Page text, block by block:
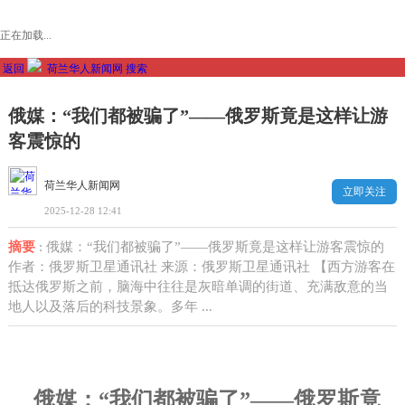
正在加载...
返回 荷兰华人新闻网 搜索
俄媒：“我们都被骗了”——俄罗斯竟是这样让游
客震惊的
荷兰华人新闻网
2025-12-28 12:41
立即关注
摘要: 俄媒：“我们都被骗了”——俄罗斯竟是这样让游客震惊的
作者：俄罗斯卫星通讯社 来源：俄罗斯卫星通讯社 【西方游客在
抵达俄罗斯之前，脑海中往往是灰暗单调的街道、充满敌意的当
地人以及落后的科技景象。多年 ...
俄媒：“我们都被骗了”——俄罗斯竟